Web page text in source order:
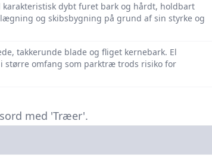
dybt furet bark og hårdt, holdbart
og skibsbygning på grund af sin styrke og
takkerunde blade og fliget kernebark. El
større omfang som parktræ trods risiko for
med 'Træer'.